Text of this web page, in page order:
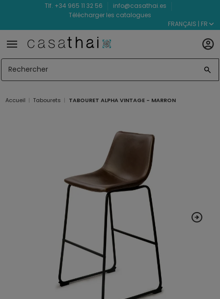
Tlf. +34 965 11 32 56
info@casathai.es
Télécharger les catalogues
FRANÇAIS | FR
Accueil Tabourets TABOURET ALPHA VINTAGE - MARRON